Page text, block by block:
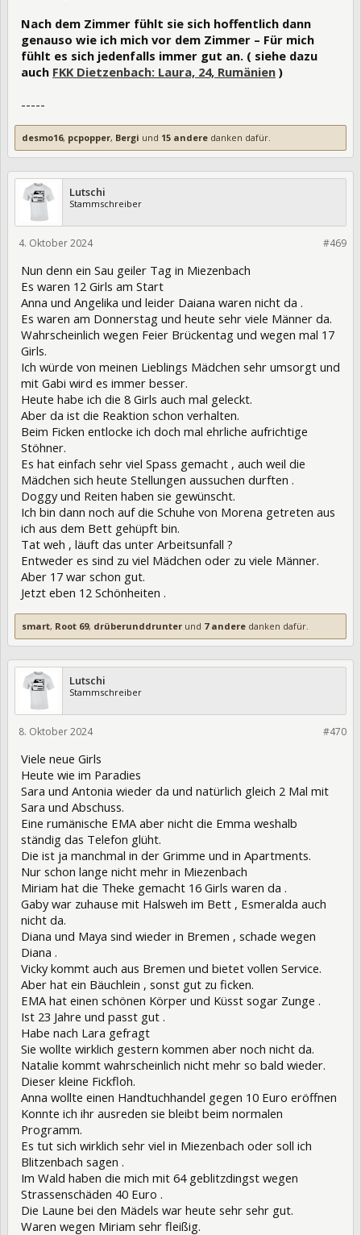
Nach dem Zimmer fühlt sie sich hoffentlich dann
genauso wie ich mich vor dem Zimmer – Für mich
fühlt es sich jedenfalls immer gut an. ( siehe dazu
auch FKK Dietzenbach: Laura, 24, Rumänien )
-----
desmo16, pcpopper, Bergi und 15 andere danken dafür.
Lutschi
Stammschreiber
#469
4. Oktober 2024
Nun denn ein Sau geiler Tag in Miezenbach
Es waren 12 Girls am Start
Anna und Angelika und leider Daiana waren nicht da .
Es waren am Donnerstag und heute sehr viele Männer da.
Wahrscheinlich wegen Feier Brückentag und wegen mal 17
Girls.
Ich würde von meinen Lieblings Mädchen sehr umsorgt und
mit Gabi wird es immer besser.
Heute habe ich die 8 Girls auch mal geleckt.
Aber da ist die Reaktion schon verhalten.
Beim Ficken entlocke ich doch mal ehrliche aufrichtige
Stöhner.
Es hat einfach sehr viel Spass gemacht , auch weil die
Mädchen sich heute Stellungen aussuchen durften .
Doggy und Reiten haben sie gewünscht.
Ich bin dann noch auf die Schuhe von Morena getreten aus
ich aus dem Bett gehüpft bin.
Tat weh , läuft das unter Arbeitsunfall ?
Entweder es sind zu viel Mädchen oder zu viele Männer.
Aber 17 war schon gut.
Jetzt eben 12 Schönheiten .
smart, Root 69, drüberunddrunter und 7 andere danken dafür.
Lutschi
Stammschreiber
#470
8. Oktober 2024
Viele neue Girls
Heute wie im Paradies
Sara und Antonia wieder da und natürlich gleich 2 Mal mit
Sara und Abschuss.
Eine rumänische EMA aber nicht die Emma weshalb
ständig das Telefon glüht.
Die ist ja manchmal in der Grimme und in Apartments.
Nur schon lange nicht mehr in Miezenbach
Miriam hat die Theke gemacht 16 Girls waren da .
Gaby war zuhause mit Halsweh im Bett , Esmeralda auch
nicht da.
Diana und Maya sind wieder in Bremen , schade wegen
Diana .
Vicky kommt auch aus Bremen und bietet vollen Service.
Aber hat ein Bäuchlein , sonst gut zu ficken.
EMA hat einen schönen Körper und Küsst sogar Zunge .
Ist 23 Jahre und passt gut .
Habe nach Lara gefragt
Sie wollte wirklich gestern kommen aber noch nicht da.
Natalie kommt wahrscheinlich nicht mehr so bald wieder.
Dieser kleine Fickfloh.
Anna wollte einen Handtuchhandel gegen 10 Euro eröffnen
Konnte ich ihr ausreden sie bleibt beim normalen
Programm.
Es tut sich wirklich sehr viel in Miezenbach oder soll ich
Blitzenbach sagen .
Im Wald haben die mich mit 64 geblitzdingst wegen
Strassenschäden 40 Euro .
Die Laune bei den Mädels war heute sehr sehr gut.
Waren wegen Miriam sehr fleißig.